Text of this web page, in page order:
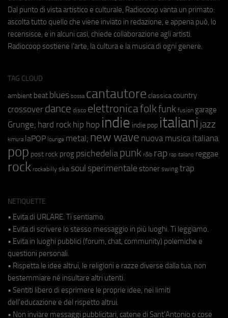
Dal punto di vista artistico e culturale, Radiocoop vanta un primato:
ascolta tutto quello che viene inviato in redazione, e appena può, lo
recensisce, e in alcuni casi, chiede collaborazione agli artisti.
Radiocoop sostiene l'arte, la cultura e la musica di ogni genere.
TAG CLOUD
ambient beat blues bossa cantautore classica country
crossover dance disco elettronicafolkfunk fusion garage
Grunge; hard rock hip hop indie indie pop italiani jazz
kimura laPOP lounge metal; new wave nuova musica italiana
pop post rock prog psichedeliapunk r&b rap rap italiano reggae
rock rockabilly ska soul sperimentale stoner swing trap
NETIQUETTE
• Evita di URLARE. Ti sentiamo.
• Evita di scrivere lo stesso messaggio in più luoghi. Ti leggiamo.
• Evita in luoghi pubblici (forum, chat, community) polemiche e
questioni personali.
• Rispetta le idee altrui, le religioni e razze diverse dalla tua, non
bestemmiare né insultare altri utenti.
• Sentiti libero di esprimere le proprie idee, nei limiti
dell'educazione e del rispetto altrui.
• Non inviare messaggi pubblicitari, catene di Sant'Antonio o cose